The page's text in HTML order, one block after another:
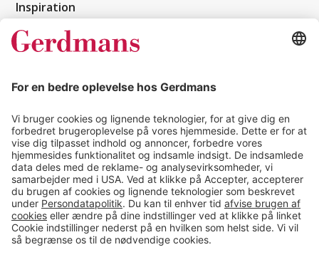
Inspiration
Kundereferencer
Tips & guides
Kontakt
salg@gerdmans.dk
49 18 07 07
Salgsafdeling åbningstider
08.00-16.00